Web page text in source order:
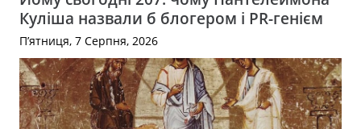
Куліша назвали б блогером і PR-генієм
П’ятниця, 7 Серпня, 2026